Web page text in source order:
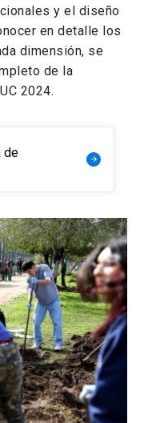
y el diseño
en detalle los
dimensión, se
de la
2024.
de
arrow_forward